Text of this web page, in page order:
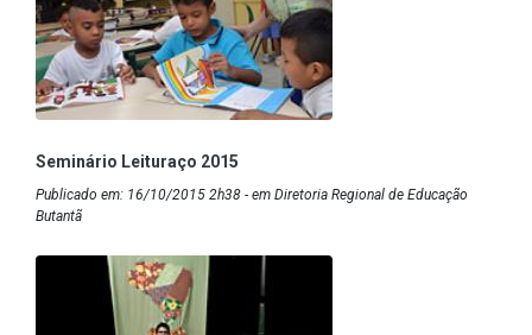
Seminário Leituraço 2015
Publicado em: 16/10/2015 2h38 - em Diretoria Regional de Educação
Butantã